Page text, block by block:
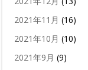
2021年11月 (16)
2021年10月 (10)
2021年9月 (9)